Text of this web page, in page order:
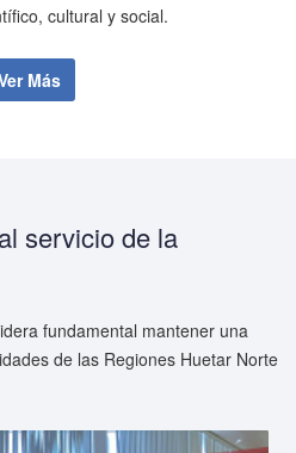
cultural y social.
Más
servicio de la
fundamental mantener una
de las Regiones Huetar Norte